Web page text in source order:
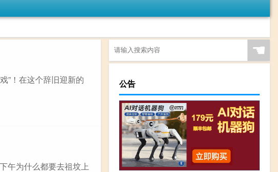
”！在这个辞旧迎新的
午为什么都要去祖坟上
☚
公告